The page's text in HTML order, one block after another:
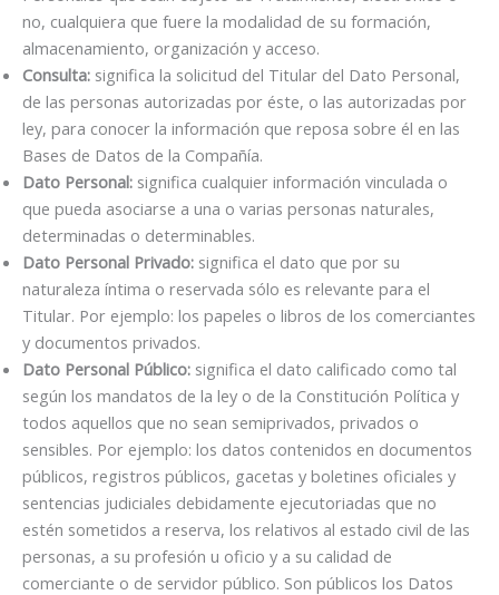
no, cualquiera que fuere la modalidad de su formación,
almacenamiento, organización y acceso.
Consulta: significa la solicitud del Titular del Dato Personal,
de las personas autorizadas por éste, o las autorizadas por
ley, para conocer la información que reposa sobre él en las
Bases de Datos de la Compañía.
Dato Personal: significa cualquier información vinculada o
que pueda asociarse a una o varias personas naturales,
determinadas o determinables.
Dato Personal Privado: significa el dato que por su
naturaleza íntima o reservada sólo es relevante para el
Titular. Por ejemplo: los papeles o libros de los comerciantes
y documentos privados.
Dato Personal Público: significa el dato calificado como tal
según los mandatos de la ley o de la Constitución Política y
todos aquellos que no sean semiprivados, privados o
sensibles. Por ejemplo: los datos contenidos en documentos
públicos, registros públicos, gacetas y boletines oficiales y
sentencias judiciales debidamente ejecutoriadas que no
estén sometidos a reserva, los relativos al estado civil de las
personas, a su profesión u oficio y a su calidad de
comerciante o de servidor público. Son públicos los Datos